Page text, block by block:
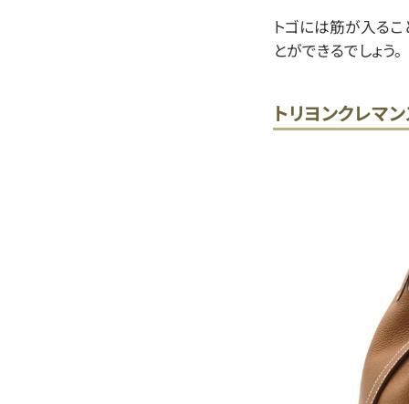
トゴには筋が入る
とができるでしょう。
トリヨンクレマ